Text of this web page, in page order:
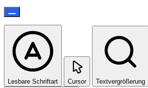
Lesbare Schriftart Cursor Textvergrößerung